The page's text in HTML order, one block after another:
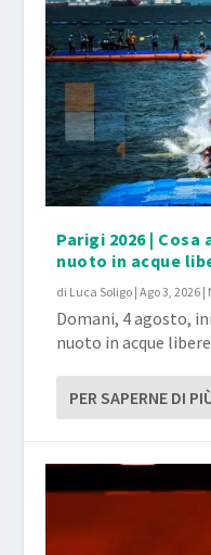
Parigi 2026 |
nuoto in acque
di Luca Soligo |Ago 3, 2026 |
Domani, 4 agosto,
nuoto in acque
PER SAPERNE DI